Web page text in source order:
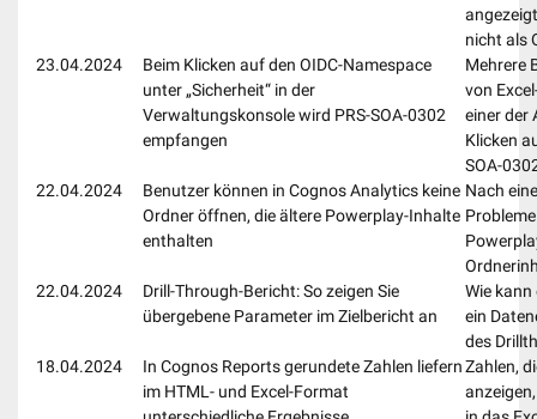
nicht als
23.04.2024
Beim Klicken auf den OIDC-Namespace
unter „Sicherheit“ in der
Verwaltungskonsole wird PRS-SOA-0302
empfangen
Mehrere
von
einer der
Klicken
SOA-
22.04.2024
Benutzer können in Cognos Analytics keine
Ordner öffnen, die ältere Powerplay-Inhalte
enthalten
Nach
22.04.2024
Drill-Through-Bericht: So zeigen Sie
übergebene Parameter im Zielbericht an
Wie
ein
des
18.04.2024
In Cognos Reports gerundete Zahlen liefern
im HTML- und Excel-Format
Zahlen,